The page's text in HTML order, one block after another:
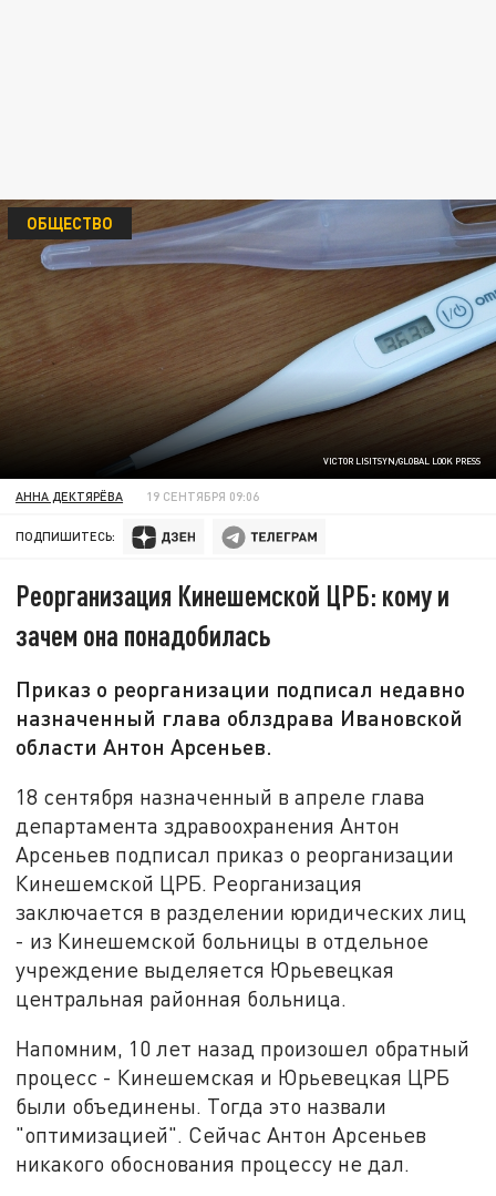
VICTOR LISITSYN/GLOBAL LOOK PRESS
ОБЩЕСТВО
АННА ДЕКТЯРЁВА 19 СЕНТЯБРЯ 09:06
ПОДПИШИТЕСЬ:
Реорганизация Кинешемской ЦРБ: кому и
зачем она понадобилась
Приказ о реорганизации подписал недавно
назначенный глава облздрава Ивановской
области Антон Арсеньев.
18 сентября назначенный в апреле глава
департамента здравоохранения Антон
Арсеньев подписал приказ о реорганизации
Кинешемской ЦРБ. Реорганизация
заключается в разделении юридических лиц
- из Кинешемской больницы в отдельное
учреждение выделяется Юрьевецкая
центральная районная больница.
Напомним, 10 лет назад произошел обратный
процесс - Кинешемская и Юрьевецкая ЦРБ
были объединены. Тогда это назвали
"оптимизацией". Сейчас Антон Арсеньев
никакого обоснования процессу не дал.